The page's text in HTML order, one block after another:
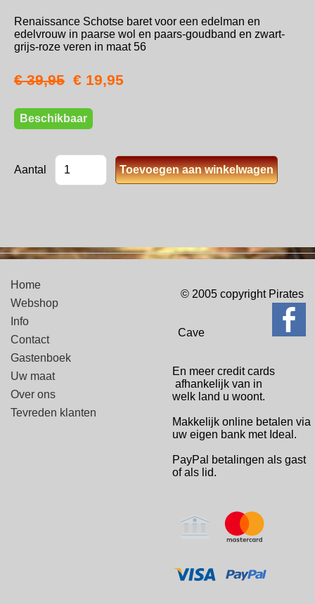
Renaissance Schotse baret voor een edelman en
edelvrouw in paarse wol en paars-goudband en zwart-
grijs-roze veren in maat 56
€ 39,95 € 19,95
Beschikbaar
Aantal
Home
Webshop
Info
Contact
Gastenboek
Uw maat
Over ons
Tevreden klanten
© 2005 copyright Pirates
Cave
En meer credit cards
afhankelijk van in
welk land u woont.
Makkelijk online betalen via
uw eigen bank met Ideal.
PayPal betalingen als gast
of als lid.